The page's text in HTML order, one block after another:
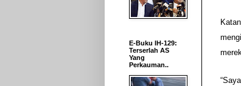
E-Buku IH-129:
Terserlah AS
Yang
Perkauman..